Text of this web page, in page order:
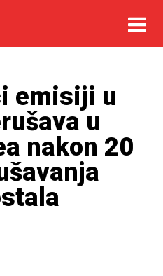
emisiji u
u
nakon 20